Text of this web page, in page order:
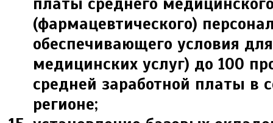
(фармацевтического)
обеспечивающего условия
медицинских услуг) до 100
средней заработной платы в
регионе;